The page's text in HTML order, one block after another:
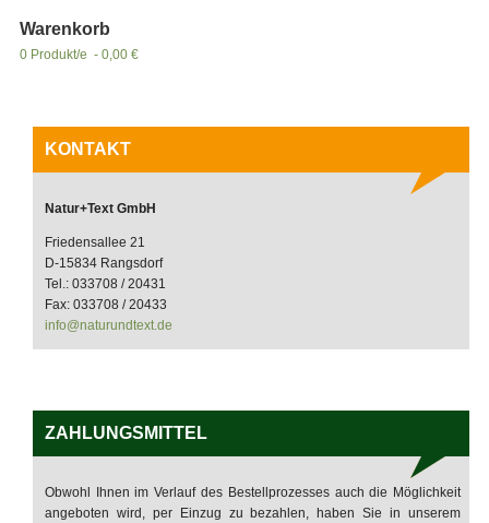
Warenkorb
0 Produkt/e - 0,00 €
KONTAKT
Natur+Text GmbH
Friedensallee 21
D-15834 Rangsdorf
Tel.: 033708 / 20431
Fax: 033708 / 20433
info@naturundtext.de
ZAHLUNGSMITTEL
Obwohl Ihnen im Verlauf des Bestellprozesses auch die Möglichkeit
angeboten wird, per Einzug zu bezahlen, haben Sie in unserem